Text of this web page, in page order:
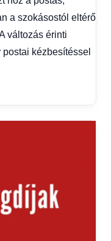
a szokásostól eltérő
változás érinti
kézbesítéssel